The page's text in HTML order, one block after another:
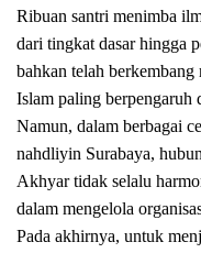
Ribuan santri menimba
dari tingkat dasar hingga
bahkan telah berkembang
Islam paling berpengaruh
Namun, dalam berbagai
nahdliyin Surabaya,
Akhyar tidak selalu
dalam mengelola
Pada akhirnya, untuk